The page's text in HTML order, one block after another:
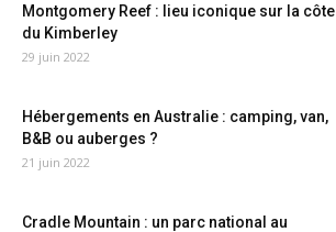
Montgomery Reef : lieu iconique sur la côte
du Kimberley
29 juin 2022
Hébergements en Australie : camping, van,
B&B ou auberges ?
21 juin 2022
Cradle Mountain : un parc national au